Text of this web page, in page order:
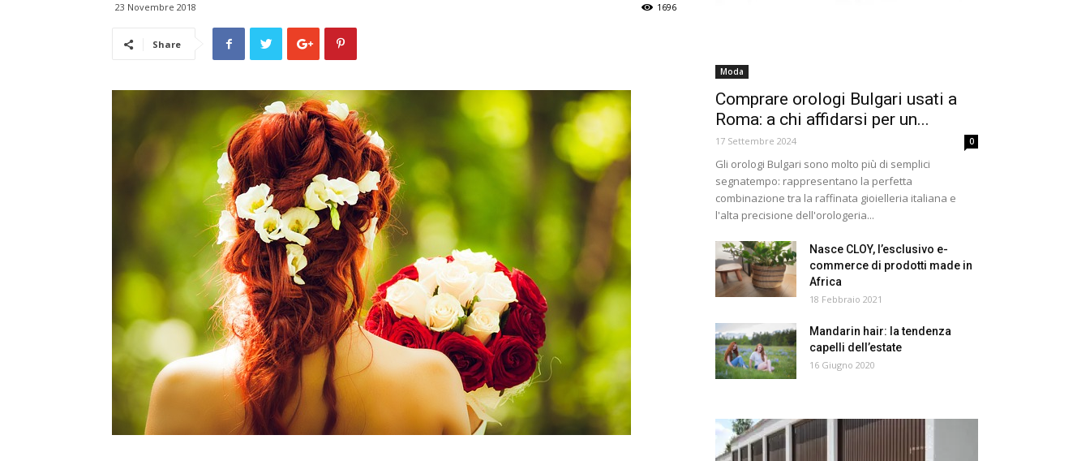
23 Novembre 2018 1696
Share
Moda
Comprare orologi Bulgari usati a
Roma: a chi affidarsi per un...
17 Settembre 2024 0
Gli orologi Bulgari sono molto più di semplici
segnatempo: rappresentano la perfetta
combinazione tra la raffinata gioielleria italiana e
l'alta precisione dell'orologeria...
Nasce CLOY, l’esclusivo e-
commerce di prodotti made in
Africa
18 Febbraio 2021
Mandarin hair: la tendenza
capelli dell’estate
16 Giugno 2020